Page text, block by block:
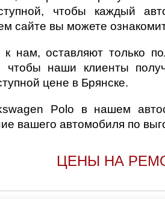
чтобы каждый
сайте вы можете
к нам, оставляют только
чтобы наши клиенты
цене в Брянске.
Polo в нашем
вашего автомобиля по
ЦЕНЫ НА